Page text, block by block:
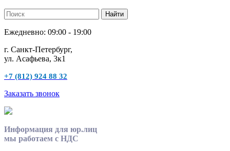
Ежедневно: 09:00 - 19:00
г. Санкт-Петербург,
ул. Асафьева, 3к1
+7 (812) 924 88 32
Заказать звонок
Информация для юр.лиц
мы работаем с НДС